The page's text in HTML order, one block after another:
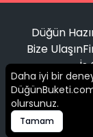
Düğün
Bize Ulaşın
İş
©
Daha iyi bir
olursunuz.
Tamam